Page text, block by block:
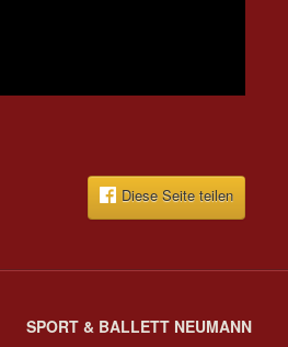
Diese Seite teilen
SPORT & BALLETT NEUMANN